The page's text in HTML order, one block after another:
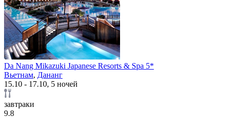
Da Nang Mikazuki Japanese Resorts & Spa 5*
Вьетнам, Дананг
15.10 - 17.10, 5 ночей
завтраки
9.8